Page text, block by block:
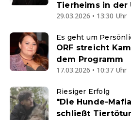
Tierheims in der
29.03.2026 • 13:30 Uhr
Es geht um
ORF streicht
dem Programm
17.03.2026 • 10:37 Uhr
Riesiger Erfolg
"Die Hunde-
schließt